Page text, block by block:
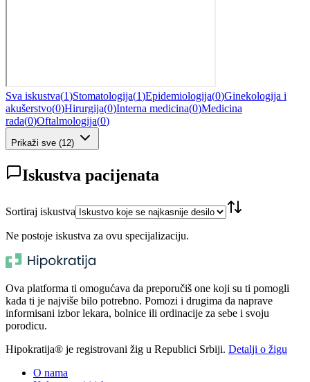
Sva iskustva(1)Stomatologija(1)Epidemiologija(0)Ginekologija i
akušerstvo(0)Hirurgija(0)Interna medicina(0)Medicina
rada(0)Oftalmologija(0)
Prikaži sve (12)
Iskustva pacijenata
Sortiraj iskustva
Ne postoje iskustva za ovu specijalizaciju.
Ova platforma ti omogućava da preporučiš one koji su ti pomogli
kada ti je najviše bilo potrebno. Pomozi i drugima da naprave
informisani izbor lekara, bolnice ili ordinacije za sebe i svoju
porodicu.
Hipokratija® je registrovani žig u Republici Srbiji. Detalji o žigu
O nama